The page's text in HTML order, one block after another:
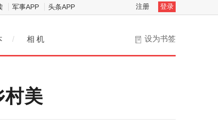
军事APP 头条APP 注册 登录
设为书签
/ 相 机
村美